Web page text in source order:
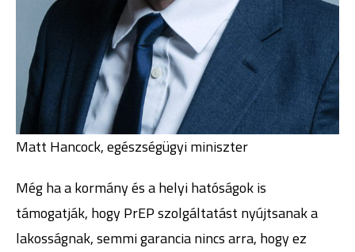
Matt Hancock, egészségügyi miniszter
Még ha a kormány és a helyi hatóságok is
támogatják, hogy PrEP szolgáltatást nyújtsanak a
lakosságnak, semmi garancia nincs arra, hogy ez